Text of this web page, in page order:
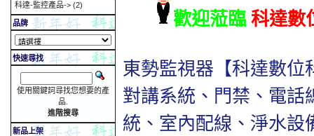
歡迎蒞臨 科達數
東勢監視器【科達數位
對講系統、門禁、電話
統、室內配線、淨水設
科達-監控產品-> (2)
品牌
快速尋找
使用關鍵詞尋找您想要的產
品.
進階搜尋
新品上架